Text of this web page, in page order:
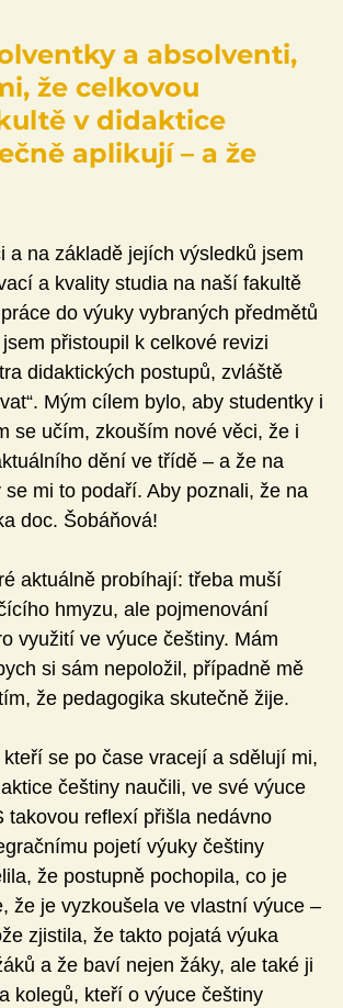
a absolventi,
že celkovou
v didaktice
aplikují – a že
a na základě jejích výsledků jsem
a kvality studia na naší fakultě
do výuky vybraných předmětů
přistoupil k celkové revizi
didaktických postupů, zvláště
Mým cílem bylo, aby studentky i
se učím, zkouším nové věci, že i
dění ve třídě – a že na
mi to podaří. Aby poznali, že na
doc. Šobáňová!
aktuálně probíhají: třeba muší
hmyzu, ale pojmenování
využití ve výuce češtiny. Mám
si sám nepoložil, případně mě
že pedagogika skutečně žije.
se po čase vracejí a sdělují mi,
češtiny naučili, ve své výuce
takovou reflexí přišla nedávno
pojetí výuky češtiny
že postupně pochopila, co je
že je vyzkoušela ve vlastní výuce –
zjistila, že takto pojatá výuka
a že baví nejen žáky, ale také ji
kolegů, kteří o výuce češtiny